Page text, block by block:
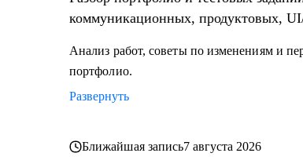
коммуникационных, продуктовых,
Анализ работ, советы по изменениям и
портфолио.
Развернуть
Ближайшая запись7 августа 2026